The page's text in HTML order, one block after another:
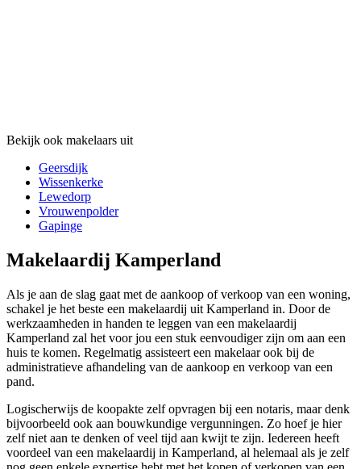
Bekijk ook makelaars uit
Geersdijk
Wissenkerke
Lewedorp
Vrouwenpolder
Gapinge
Makelaardij Kamperland
Als je aan de slag gaat met de aankoop of verkoop van een woning,
schakel je het beste een makelaardij uit Kamperland in. Door de
werkzaamheden in handen te leggen van een makelaardij
Kamperland zal het voor jou een stuk eenvoudiger zijn om aan een
huis te komen. Regelmatig assisteert een makelaar ook bij de
administratieve afhandeling van de aankoop en verkoop van een
pand.
Logischerwijs de koopakte zelf opvragen bij een notaris, maar denk
bijvoorbeeld ook aan bouwkundige vergunningen. Zo hoef je hier
zelf niet aan te denken of veel tijd aan kwijt te zijn. Iedereen heeft
voordeel van een makelaardij in Kamperland, al helemaal als je zelf